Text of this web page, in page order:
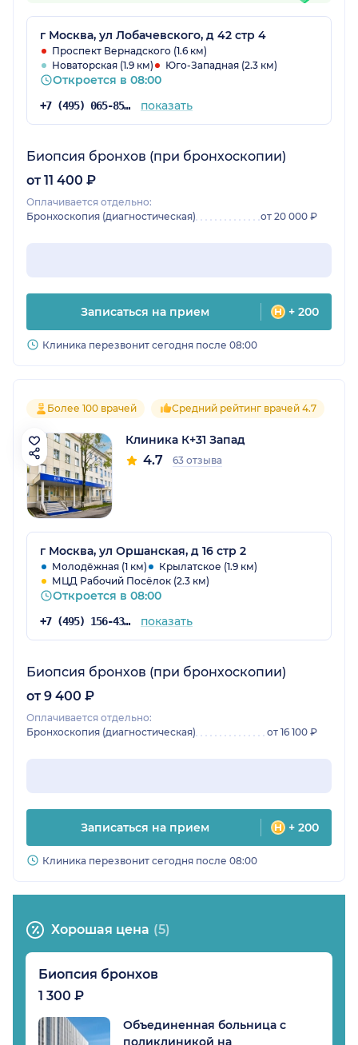
г Москва, ул Лобачевского, д 42 стр 4
Проспект Вернадского (1.6 км)
Новаторская (1.9 км)
Юго-Западная (2.3 км)
Откроется в 08:00
+7 (495) 065-85-52 показать
Биопсия бронхов (при бронхоскопии)
от 11 400 ₽
Оплачивается отдельно:
Бронхоскопия (диагностическая)
от 20 000 ₽
Записаться на прием + 200
Клиника перезвонит сегодня после 08:00
Более 100 врачей Средний рейтинг врачей 4.7
Клиника К+31 Запад
4.7 63 отзыва
г Москва, ул Оршанская, д 16 стр 2
Молодёжная (1 км)
Крылатское (1.9 км)
МЦД Рабочий Посёлок (2.3 км)
Откроется в 08:00
+7 (495) 156-43-16 показать
Биопсия бронхов (при бронхоскопии)
от 9 400 ₽
Оплачивается отдельно:
Бронхоскопия (диагностическая)
от 16 100 ₽
Записаться на прием + 200
Клиника перезвонит сегодня после 08:00
Хорошая цена (5)
Биопсия бронхов
1 300 ₽
Объединенная больница с
поликлиникой на